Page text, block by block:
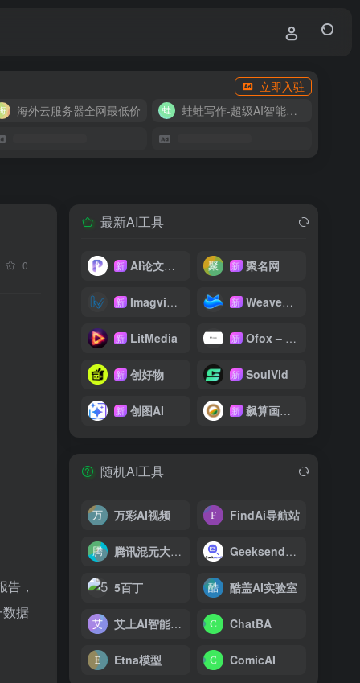
立即入驻
海外云服务器全网最低价
蛙蛙写作-超级AI智能写作助手
0
告，
据
最新AI工具
新 AI论文写作 新 聚名网
新 Imagvio AI 新 WeaveFox
新 LitMedia 新 Ofox – 大模型 API 聚合平台
新 创好物 新 SoulVid
新 创图AI 新 飙算画影网
随机AI工具
万彩AI视频 FindAi导航站
腾讯混元大模型 Geeksend邮件营销
5百丁 酷盖AI实验室
艾上AI智能教育 ChatBA
Etna模型 ComicAI